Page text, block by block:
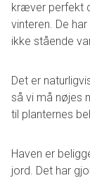
kræver perfekt
vinteren. De
ikke stående
Det er
så vi må nøjes
til planternes
Haven er
jord. Det har